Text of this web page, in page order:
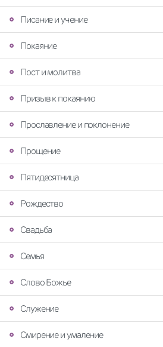
Писание и учение
Покаяние
Пост и молитва
Призыв к покаянию
Прославление и поклонение
Прощение
Пятидесятница
Рождество
Свадьба
Семья
Слово Божье
Служение
Смирение и умаление